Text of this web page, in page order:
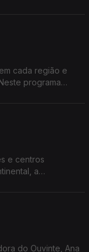
cada região e
programa
e centros
a
do Ouvinte, Ana